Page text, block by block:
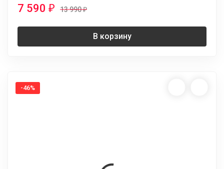
7 590 ₽ 13 990₽
В корзину
-46%